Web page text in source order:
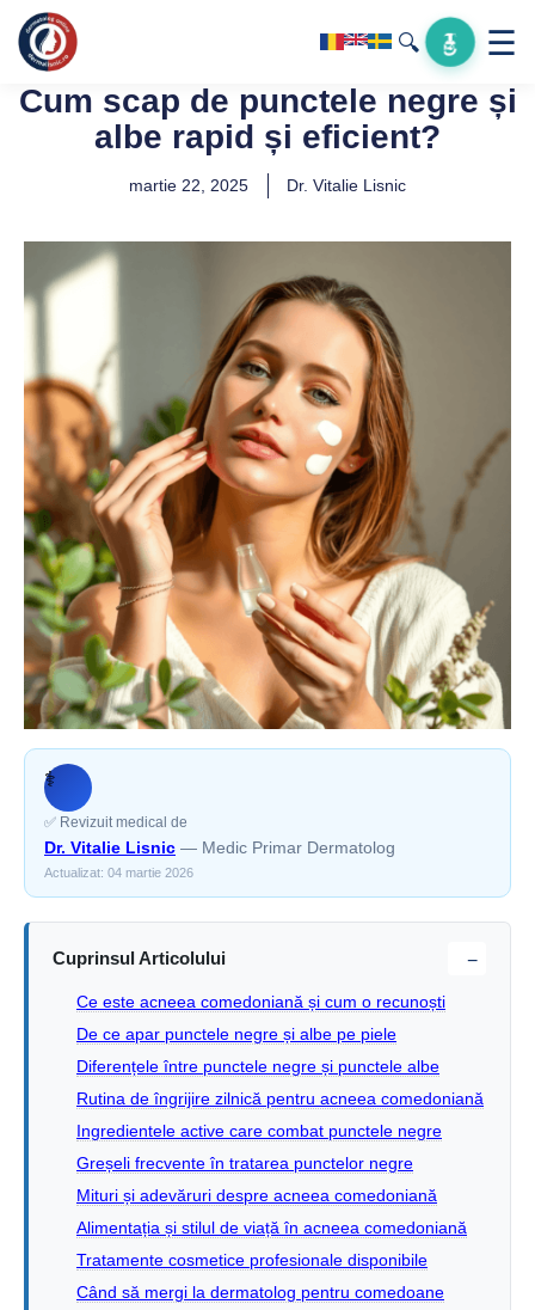
🔍 ☰
Cum scap de punctele negre și
albe rapid și eficient?
martie 22, 2025 Dr. Vitalie Lisnic
‍⚕️
✅ Revizuit medical de
Dr. Vitalie Lisnic — Medic Primar Dermatolog
Actualizat: 04 martie 2026
Cuprinsul Articolului −
Ce este acneea comedoniană și cum o recunoști
De ce apar punctele negre și albe pe piele
Diferențele între punctele negre și punctele albe
Rutina de îngrijire zilnică pentru acneea comedoniană
Ingredientele active care combat punctele negre
Greșeli frecvente în tratarea punctelor negre
Mituri și adevăruri despre acneea comedoniană
Alimentația și stilul de viață în acneea comedoniană
Tratamente cosmetice profesionale disponibile
Când să mergi la dermatolog pentru comedoane